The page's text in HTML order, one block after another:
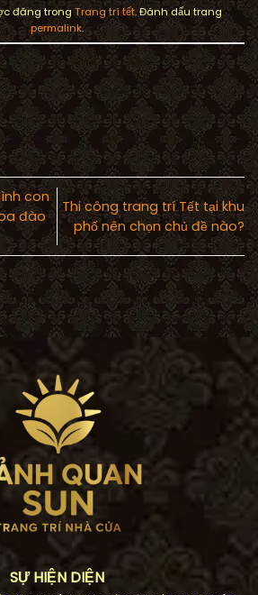
đăng trong Trang trí tết. Đánh dấu trang
permalink.
con
đào
Thi công trang trí Tết tại khu
phố nên chọn chủ đề nào?
SỰ HIỆN DIỆN